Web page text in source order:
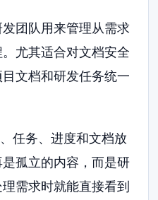
发团队用来管理从需求
尤其适合对文档安全
文档和研发任务统一
任务、进度和文档放
孤立的内容，而是研
需求时就能直接看到